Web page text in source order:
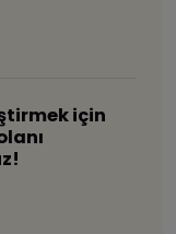
için